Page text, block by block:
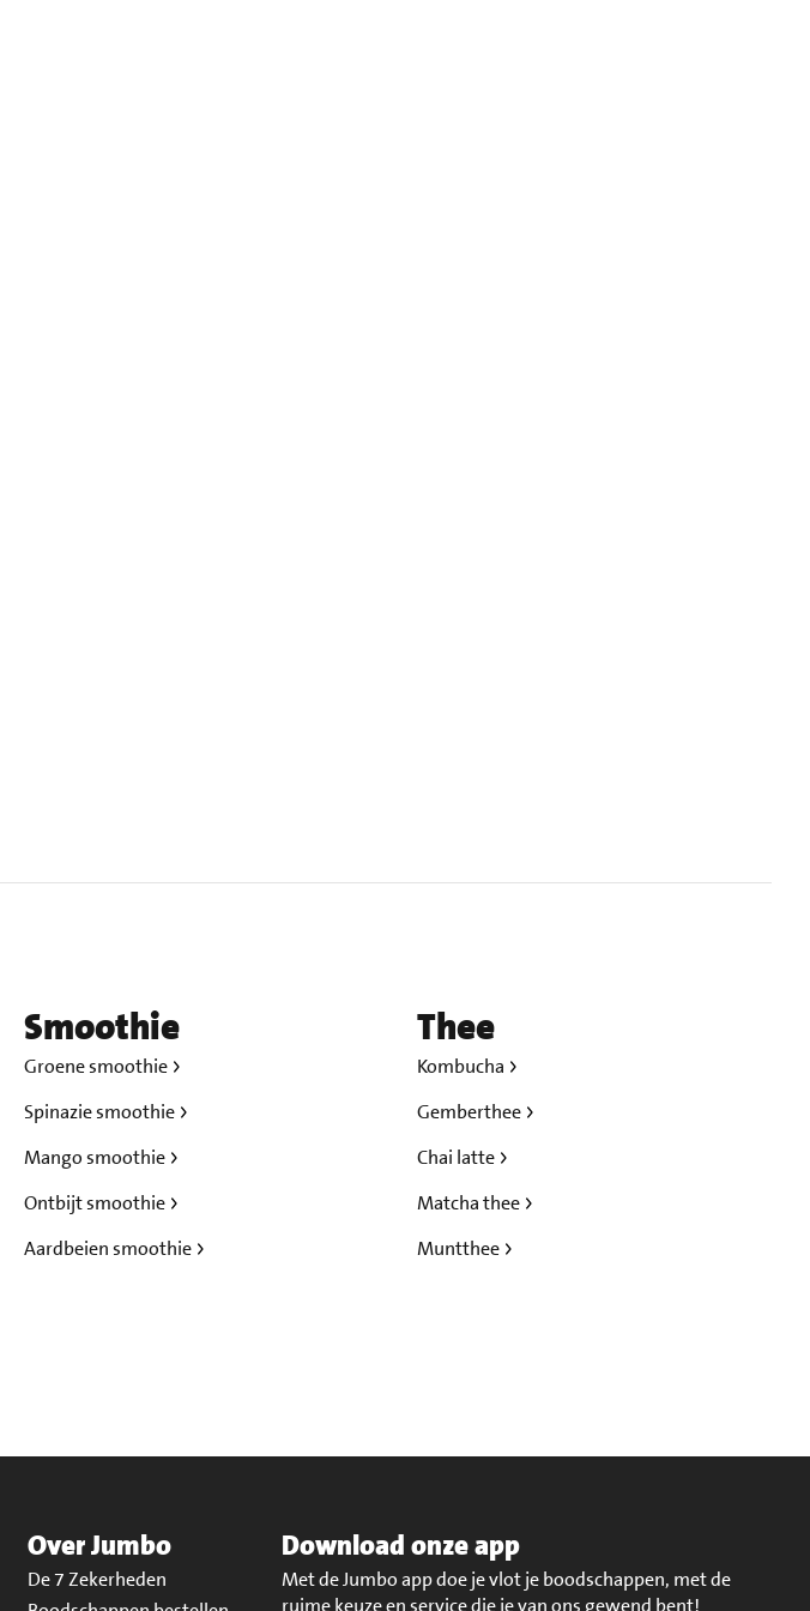
Smoothie
Groene smoothie
Spinazie smoothie
Mango smoothie
Ontbijt smoothie
Aardbeien smoothie
Thee
Kombucha
Gemberthee
Chai latte
Matcha thee
Muntthee
Over Jumbo
De 7 Zekerheden
Download onze app
Met de Jumbo app doe je vlot je boodschappen, met de
ruime keuze en service die je van ons gewend bent!